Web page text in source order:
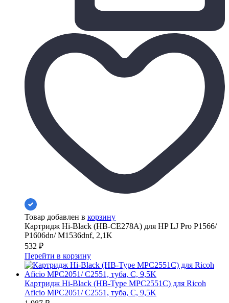
Товар добавлен в корзину
Картридж Hi-Black (HB-CE278A) для HP LJ Pro P1566/
P1606dn/ M1536dnf, 2,1K
532 ₽
Перейти в корзину
Картридж Hi-Black (HB-Type MPC2551C) для Ricoh
Aficio MPC2051/ C2551, туба, C, 9,5K